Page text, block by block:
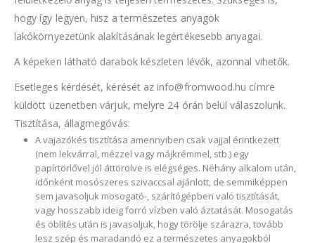
hogy így legyen, hisz a természetes anyagok
lakókörnyezetünk alakításának legértékesebb anyagai.
A képeken látható darabok készleten lévők, azonnal vihetők.
Esetleges kérdését, kérését az info@fromwood.hu címre
küldött üzenetben várjuk, melyre 24 órán belül válaszolunk.
Tisztítása, állagmegóvás:
A vajazókés tisztítása amennyiben csak vajjal érintkezett
(nem lekvárral, mézzel vagy májkrémmel, stb.) egy
papírtörlővel jól áttörölve is elégséges. Néhány alkalom után,
időnként mosószeres szivaccsal ajánlott, de semmiképpen
sem javasoljuk mosogató-, szárítógépben való tisztítását,
vagy hosszabb ideig forró vízben való áztatását. Mosogatás
és öblítés után is javasoljuk, hogy törölje szárazra, tovább
lesz szép és maradandó ez a természetes anyagokból